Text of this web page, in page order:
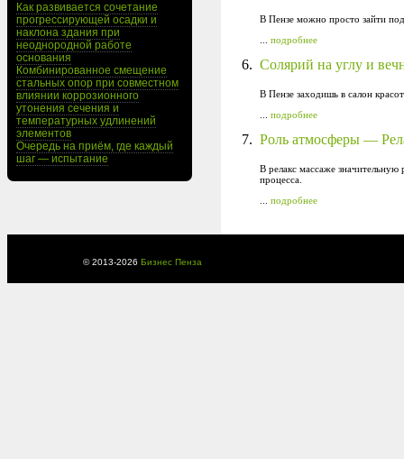
Как развивается сочетание
прогрессирующей осадки и
наклона здания при
неоднородной работе
основания
Комбинированное смещение
стальных опор при совместном
влиянии коррозионного
утонения сечения и
температурных удлинений
элементов
Очередь на приём, где каждый
шаг — испытание
В Пензе можно просто зайти
подробнее
6. Солярий на углу и
В Пензе заходишь в салон
подробнее
7. Роль атмосферы —
В релакс массаже
процесса.
подробнее
© 2013-2026 Бизнес Пенза